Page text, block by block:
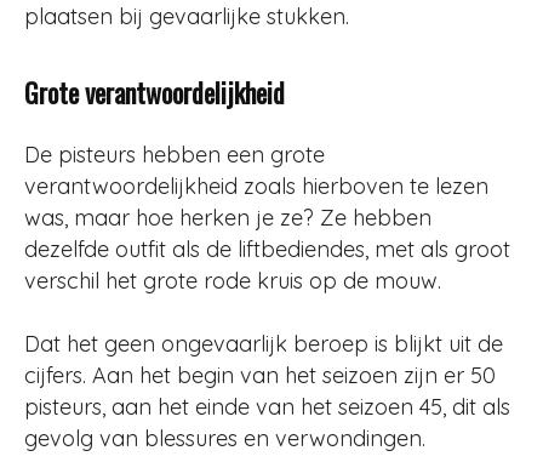
plaatsen bij gevaarlijke stukken.
Grote verantwoordelijkheid
De pisteurs hebben een grote
verantwoordelijkheid zoals hierboven te lezen
was, maar hoe herken je ze? Ze hebben
dezelfde outfit als de liftbediendes, met als groot
verschil het grote rode kruis op de mouw.
Dat het geen ongevaarlijk beroep is blijkt uit de
cijfers. Aan het begin van het seizoen zijn er 50
pisteurs, aan het einde van het seizoen 45, dit als
gevolg van blessures en verwondingen.